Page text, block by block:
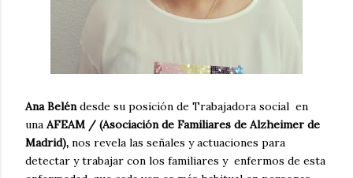
Ana Belén desde su posición de Trabajadora social en
una AFEAM / (Asociación de Familiares de Alzheimer de
Madrid), nos revela las señales y actuaciones para
detectar y trabajar con los familiares y enfermos de esta